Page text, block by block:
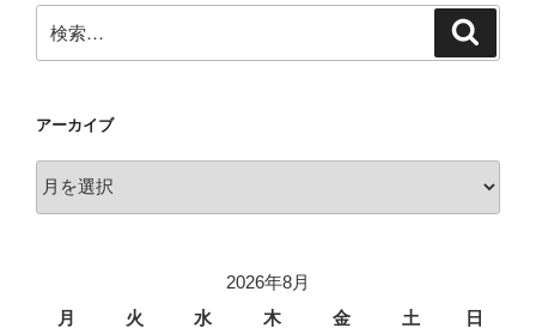
ン
索:
アーカイブ
ー
2026年8月
月
火 水 木 金 土 日